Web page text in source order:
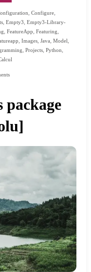
, Configure,
, Empty3, Empty3-Library-
, FeatureApp, Featuring,
, Images, Java, Model,
, Projects, Python,
package